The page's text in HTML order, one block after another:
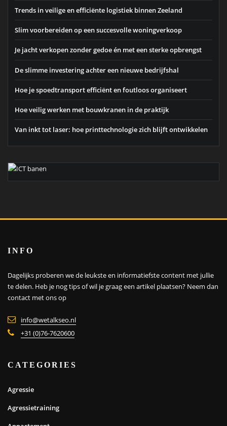
Trends in veilige en efficiënte logistiek binnen Zeeland
Slim voorbereiden op een succesvolle woningverkoop
Je jacht verkopen zonder gedoe én met een sterke opbrengst
De slimme investering achter een nieuwe bedrijfshal
Hoe je spoedtransport efficiënt en foutloos organiseert
Hoe veilig werken met bouwkranen in de praktijk
Van inkt tot laser: hoe printtechnologie zich blijft ontwikkelen
INFO
Dagelijks proberen we de leukste en informatiefste content met jullie
te delen. Heb je nog tips of wil je graag een artikel plaatsen? Neem dan
contact met ons op
info@wetalkseo.nl
+31 (0)76-7620600
CATEGORIES
Agressie
Agressietraining